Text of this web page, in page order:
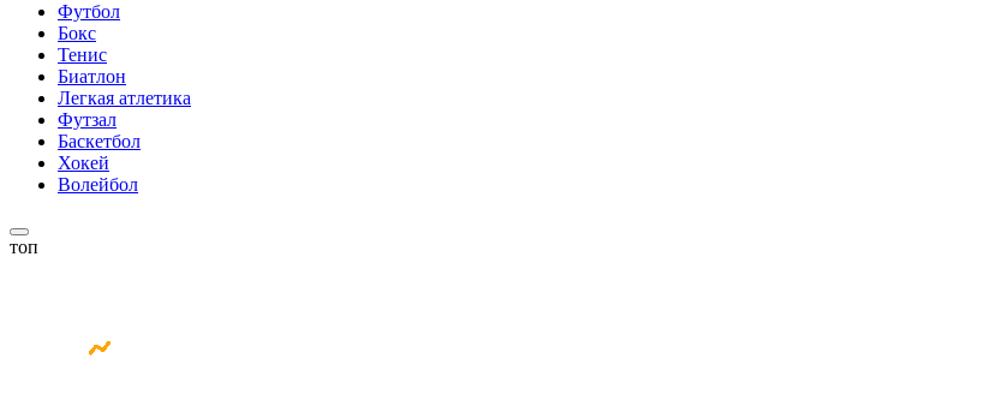
Футбол
Бокс
Тенис
Биатлон
Легкая атлетика
Футзал
Баскетбол
Хокей
Волейбол
топ